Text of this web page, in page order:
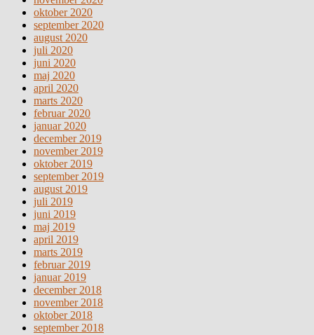
oktober 2020
september 2020
august 2020
juli 2020
juni 2020
maj 2020
april 2020
marts 2020
februar 2020
januar 2020
december 2019
november 2019
oktober 2019
september 2019
august 2019
juli 2019
juni 2019
maj 2019
april 2019
marts 2019
februar 2019
januar 2019
december 2018
november 2018
oktober 2018
september 2018